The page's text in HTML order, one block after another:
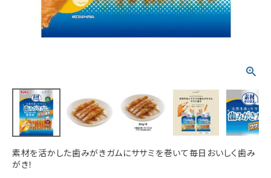
素材を活かした歯みがきガムにササミを巻いて毎日おいしく歯み
がき！